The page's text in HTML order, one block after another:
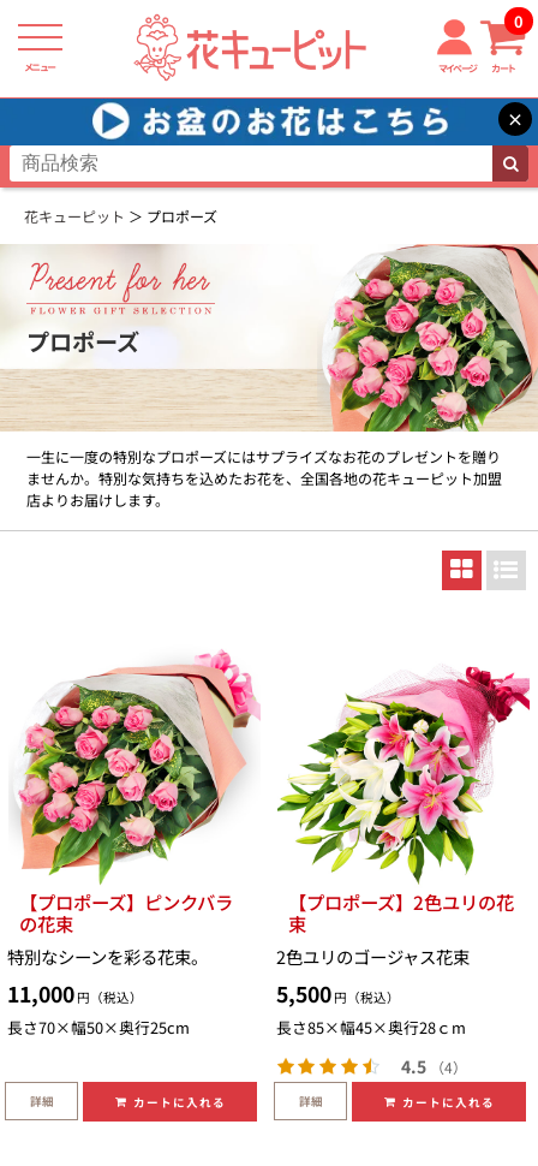
メニュー マイページ カート
0
×
花キューピット プロポーズ
プロポーズ
一生に一度の特別なプロポーズにはサプライズなお花のプレゼントを贈り
ませんか。特別な気持ちを込めたお花を、全国各地の花キューピット加盟
店よりお届けします。
【プロポーズ】ピンクバラ
の花束
特別なシーンを彩る花束。
11,000 円（税込）
長さ70×幅50×奥行25cm
詳細 カートに入れる
【プロポーズ】2色ユリの花
束
2色ユリのゴージャス花束
5,500 円（税込）
長さ85×幅45×奥行28ｃm
4.5 （4）
詳細 カートに入れる